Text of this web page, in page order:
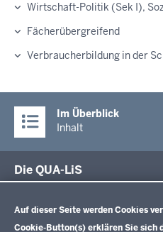
Auf dieser Seite werden Cookies
Cookie-Button(s) erklären Sie sich
Wirtschaft-Politik (Sek I),
Fächerübergreifend
Verbraucherbildung in der
Im Überblick
Inhalt
Die QUA-LiS
Schulentwicklung NRW